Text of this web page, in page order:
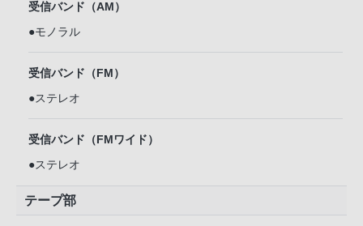
受信バンド（AM）
●モノラル
受信バンド（FM）
●ステレオ
受信バンド（FMワイド）
●ステレオ
テープ部